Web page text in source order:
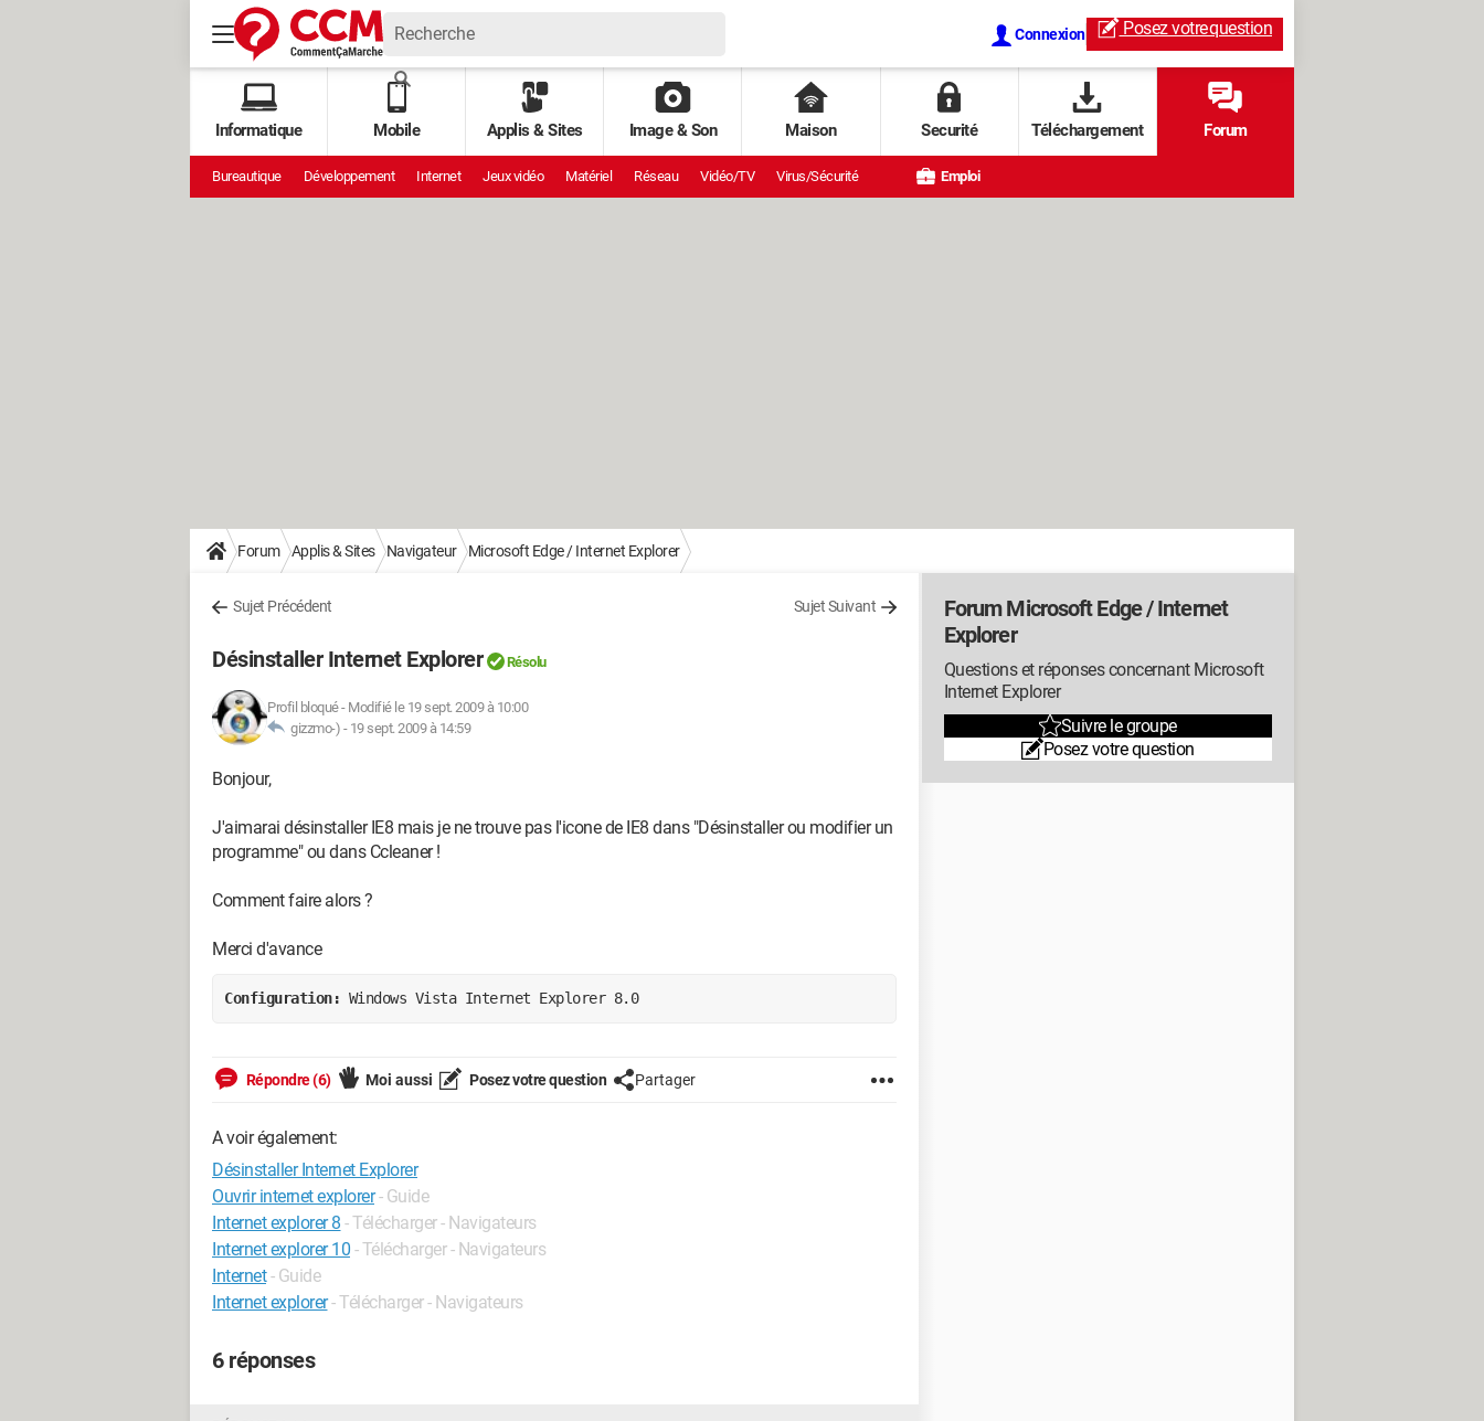
Connexion Posez votrequestion
Informatique Mobile Applis & Sites Image & Son Maison Securité Téléchargement Forum
Bureautique Développement Internet Jeux vidéo Matériel Réseau Vidéo/TV Virus/Sécurité Emploi
Forum Applis & Sites Navigateur Microsoft Edge / Internet Explorer
Sujet Précédent Sujet Suivant
Désinstaller Internet Explorer Résolu
Profil bloqué- Modifié le 19 sept. 2009 à 10:00
gizzmo-) - 19 sept. 2009 à 14:59
Bonjour,
J'aimarai désinstaller IE8 mais je ne trouve pas l'icone de IE8 dans "Désinstaller ou modifier un
programme" ou dans Ccleaner !
Comment faire alors ?
Merci d'avance
Configuration: Windows Vista Internet Explorer 8.0
Répondre (6) Moi aussi Posez votre question Partager
A voir également:
Désinstaller Internet Explorer
Ouvrir internet explorer - Guide
Internet explorer 8 - Télécharger - Navigateurs
Internet explorer 10 - Télécharger - Navigateurs
Internet - Guide
Internet explorer- Télécharger - Navigateurs
6 réponses
Forum Microsoft Edge / Internet
Explorer
Questions et réponses concernant Microsoft
Internet Explorer
Suivre le groupe
Posez votre question